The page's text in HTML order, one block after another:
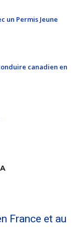
un Permis Jeune
canadien en
France et au